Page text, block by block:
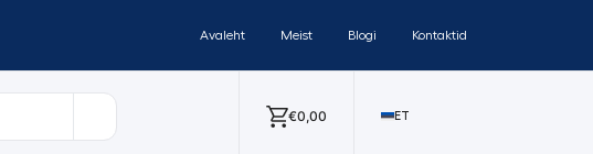
Avaleht Meist Blogi Kontaktid
€0,00 ET